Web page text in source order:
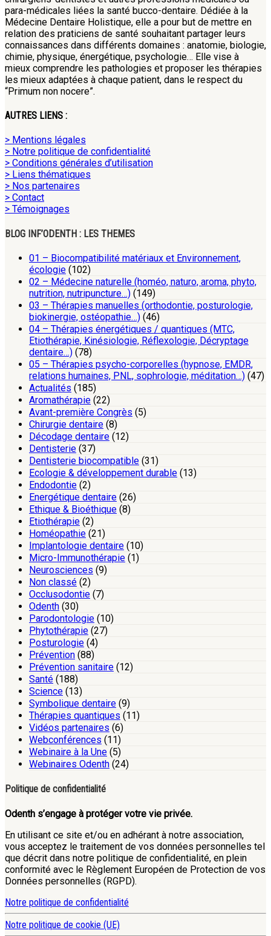
para-médicales liées la santé bucco-dentaire. Dédiée à la
Médecine Dentaire Holistique, elle a pour but de mettre en
relation des praticiens de santé souhaitant partager leurs
connaissances dans différents domaines : anatomie, biologie,
chimie, physique, énergétique, psychologie… Elle vise à
mieux comprendre les pathologies et proposer les thérapies
les mieux adaptées à chaque patient, dans le respect du
“Primum non nocere”.
AUTRES LIENS :
> Mentions légales
> Notre politique de confidentialité
> Conditions générales d’utilisation
> Liens thématiques
> Nos partenaires
> Contact
> Témoignages
BLOG INF’ODENTH : LES THEMES
01 – Biocompatibilité matériaux et Environnement,
écologie (102)
02 – Médecine naturelle (homéo, naturo, aroma, phyto,
nutrition, nutripuncture…) (149)
03 – Thérapies manuelles (orthodontie, posturologie,
biokinergie, ostéopathie…) (46)
04 – Thérapies énergétiques / quantiques (MTC,
Etiothérapie, Kinésiologie, Réflexologie, Décryptage
dentaire…) (78)
05 – Thérapies psycho-corporelles (hypnose, EMDR,
relations humaines, PNL, sophrologie, méditation…) (47)
Actualités (185)
Aromathérapie (22)
Avant-première Congrès (5)
Chirurgie dentaire (8)
Décodage dentaire (12)
Dentisterie (37)
Dentisterie biocompatible (31)
Ecologie & développement durable (13)
Endodontie (2)
Energétique dentaire (26)
Ethique & Bioéthique (8)
Etiothérapie (2)
Homéopathie (21)
Implantologie dentaire (10)
Micro-Immunothérapie (1)
Neurosciences (9)
Non classé (2)
Occlusodontie (7)
Odenth (30)
Parodontologie (10)
Phytothérapie (27)
Posturologie (4)
Prévention (88)
Prévention sanitaire (12)
Santé (188)
Science (13)
Symbolique dentaire (9)
Thérapies quantiques (11)
Vidéos partenaires (6)
Webconférences (11)
Webinaire à la Une (5)
Webinaires Odenth (24)
Politique de confidentialité
Odenth s’engage à protéger votre vie privée.
En utilisant ce site et/ou en adhérant à notre association,
vous acceptez le traitement de vos données personnelles tel
que décrit dans notre politique de confidentialité, en plein
conformité avec le Règlement Européen de Protection de vos
Données personnelles (RGPD).
Notre politique de confidentialité
Notre politique de cookie (UE)